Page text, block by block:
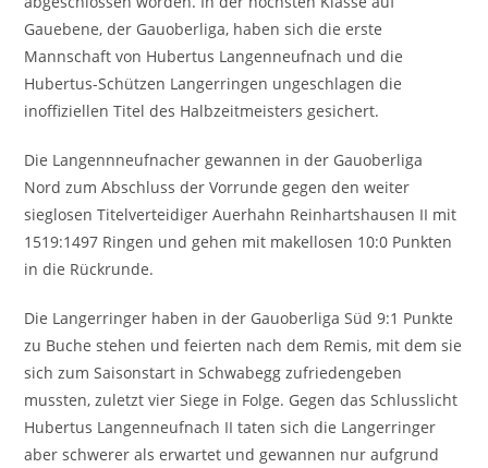
Gauebene, der Gauoberliga, haben sich die erste
Mannschaft von Hubertus Langenneufnach und die
Hubertus-Schützen Langerringen ungeschlagen die
inoffiziellen Titel des Halbzeitmeisters gesichert.
Die Langennneufnacher gewannen in der Gauoberliga
Nord zum Abschluss der Vorrunde gegen den weiter
sieglosen Titelverteidiger Auerhahn Reinhartshausen II mit
1519:1497 Ringen und gehen mit makellosen 10:0 Punkten
in die Rückrunde.
Die Langerringer haben in der Gauoberliga Süd 9:1 Punkte
zu Buche stehen und feierten nach dem Remis, mit dem sie
sich zum Saisonstart in Schwabegg zufriedengeben
mussten, zuletzt vier Siege in Folge. Gegen das Schlusslicht
Hubertus Langenneufnach II taten sich die Langerringer
aber schwerer als erwartet und gewannen nur aufgrund